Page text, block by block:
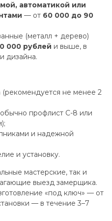
автоматикой или
— от 60 000 до 90
(металл + дерево)
000 рублей и выше, в
дизайна.
(рекомендуется не менее 2
профлист С-8 или
и надежной
и установку.
мастерские, так и
выезд замерщика.
«под ключ» — от
— в течение 3–7